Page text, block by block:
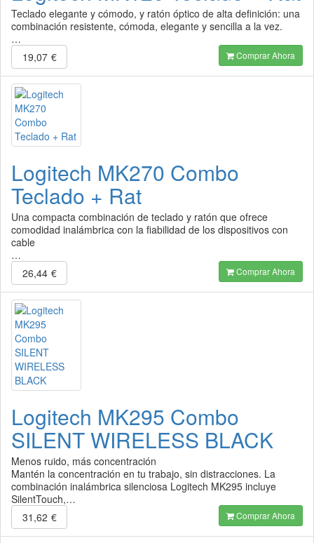
Teclado elegante y cómodo, y ratón óptico de alta definición: una
combinación resistente, cómoda, elegante y sencilla a la vez.
…
19,07 € Comprar Ahora
Logitech MK270 Combo
Teclado + Rat
Una compacta combinación de teclado y ratón que ofrece
comodidad inalámbrica con la fiabilidad de los dispositivos con
cable
…
26,44 € Comprar Ahora
Logitech MK295 Combo
SILENT WIRELESS BLACK
Menos ruido, más concentración
Mantén la concentración en tu trabajo, sin distracciones. La
combinación inalámbrica silenciosa Logitech MK295 incluye
SilentTouch,…
31,62 € Comprar Ahora